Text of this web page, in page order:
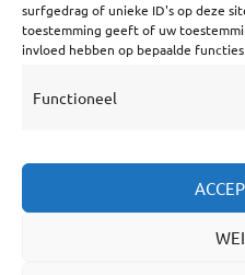
surfgedrag of unieke ID's op deze
toestemming geeft of uw
invloed hebben op bepaalde
Functioneel
Coöperatief Cultureel
3524KS Utrecht | KvK: